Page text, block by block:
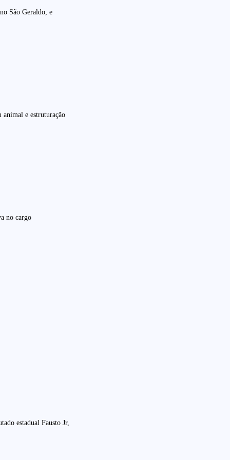
São Geraldo, e
animal e estruturação
no cargo
estadual Fausto Jr,